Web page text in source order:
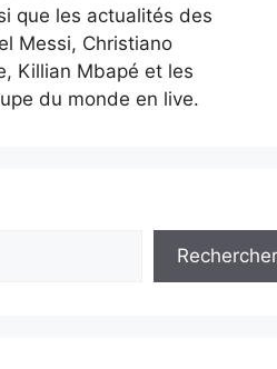
que les actualités des
Messi, Christiano
Killian Mbapé et les
du monde en live.
Rechercher